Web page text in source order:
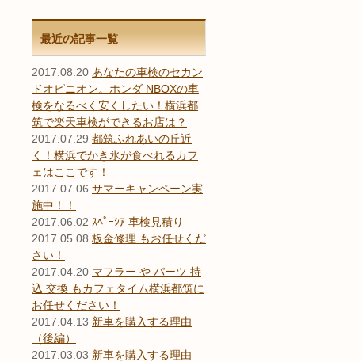
最近の記事一覧
2017.08.20 あなたの車検のセカン
ドオピニオン。ホンダ NBOXの車
検をなるべく安くしたい！横浜都
筑で楽天車検ができるお店は？
2017.07.29 都筑ふれあいの丘近
く！横浜でかき氷が食べれるカフ
ェはここです！
2017.07.06 サマーキャンペーン実
施中！！
2017.06.02 ｽﾍﾟｰｼｱ 車検見積り
2017.05.08 板金修理 もお任せくだ
さい！
2017.04.20 マフラー や パーツ 持
込 交換 もカフェタイム横浜都筑に
お任せください！
2017.04.13 新車を購入する理由
（後編）
2017.03.03 新車を購入する理由